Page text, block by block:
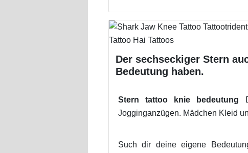
Der sechseckiger Stern
Bedeutung haben.
Stern tattoo knie bedeutung
Jogginganzügen. Mädchen Kleid
Such dir deine eigene